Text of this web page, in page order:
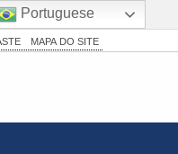
Simplifique!
Acesso à informação
MAPA DO SITE
Portuguese